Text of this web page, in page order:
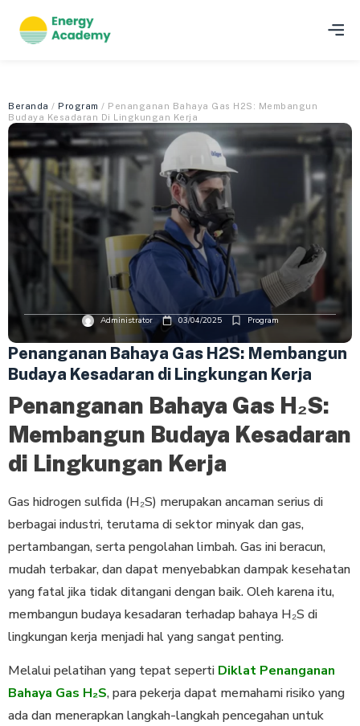
Beranda / Program / Penanganan Bahaya Gas H2S: Membangun
Budaya Kesadaran Di Lingkungan Kerja
Administrator 03/04/2025 Program
Penanganan Bahaya Gas H2S: Membangun
Budaya Kesadaran di Lingkungan Kerja
Penanganan Bahaya Gas H₂S:
Membangun Budaya Kesadaran
di Lingkungan Kerja
Gas hidrogen sulfida (H₂S) merupakan ancaman serius di
berbagai industri, terutama di sektor minyak dan gas,
pertambangan, serta pengolahan limbah. Gas ini beracun,
mudah terbakar, dan dapat menyebabkan dampak kesehatan
yang fatal jika tidak ditangani dengan baik. Oleh karena itu,
membangun budaya kesadaran terhadap bahaya H₂S di
lingkungan kerja menjadi hal yang sangat penting.
Melalui pelatihan yang tepat seperti Diklat Penanganan
Bahaya Gas H₂S, para pekerja dapat memahami risiko yang
ada dan menerapkan langkah-langkah pencegahan untuk